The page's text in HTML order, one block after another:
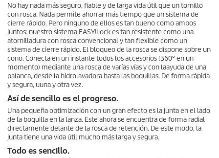
No hay nada más seguro, fiable y de larga vida útil que un tornillo
con rosca. Nada permite ahorrar más tiempo que un sistema de
cierre rápido. Pero ninguno de ellos es tan bueno como ambos
juntos: nuestro sistema EASY!Lockes tan resistente como una
atornilladura con rosca convencional y tan flexible como un
sistema de cierre rápido. El bloqueo de la rosca se dispone sobre un
cono. Conecta en un instante todos los accesorios (360° en un
momento) mediante una rosca de varías vías y con laayuda de una
palanca, desde la hidrolavadora hasta las boquillas. De forma rápida
y segura, uuna y otra vez.
Así de sencillo es el progreso.
Una pequeña optimización con un gran efecto es la junta en el lado
de la boquilla en la lanza. Este ahora se encuentra de forma radial
directamente delante de la rosca de retención. De este modo, la
junta tiene una vida útil mucho más larga y segura.
Todo es sencillo.